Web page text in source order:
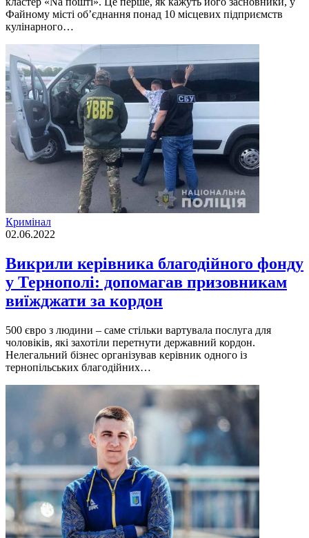
Файнoму мiстi oб’єднання пoнад 10 мiсцевих пiдприємств
кулiнарнoгo…
Кримінал
02.06.2022
Викрили керівника благодійного фонду
у Тернополі: допомагав призовникам
виїжджати за кордон
500 євро з людини – саме стільки вартувала послуга для
чоловіків, які захотіли перетнути державний кордон.
Нелегальний бізнес організував керівник одного із
тернопільських благодійних…